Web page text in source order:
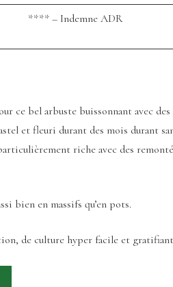
**** – Indemne ADR
ce bel arbuste buissonnant avec
et fleuri durant des mois durant
riche avec des
bien en massifs qu’en pots.
de culture hyper facile et